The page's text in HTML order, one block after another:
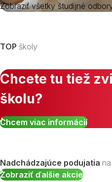
Zobraziť všetky študijné
TOP školy
Chcete tu tiež
školu?
Chcem viac informácií
Nadchádzajúce podujatia
Zobraziť ďalšie akcie